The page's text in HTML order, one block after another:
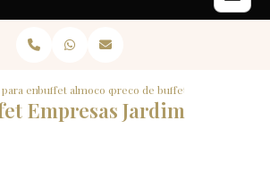
empresas
buffet almoco corporativopreco de buffet empresas
Empresas Jardim